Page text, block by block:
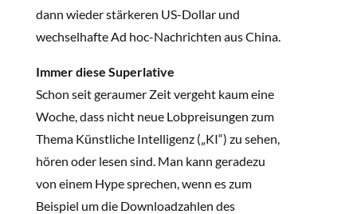
dann wieder stärkeren US-Dollar und
wechselhafte Ad hoc-Nachrichten aus China.
Immer diese Superlative
Schon seit geraumer Zeit vergeht kaum eine
Woche, dass nicht neue Lobpreisungen zum
Thema Künstliche Intelligenz („KI“) zu sehen,
hören oder lesen sind. Man kann geradezu
von einem Hype sprechen, wenn es zum
Beispiel um die Downloadzahlen des